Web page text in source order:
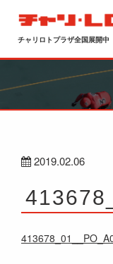
チャリロトプラザ全国展開中
2019.02.06